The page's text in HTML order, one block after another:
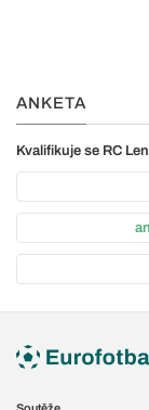
ANKETA
Kvalifikuje se RC